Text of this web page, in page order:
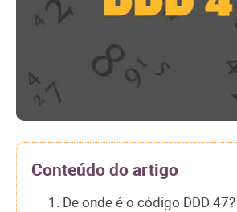
Conteúdo do artigo
1. De onde é o código DDD 47?